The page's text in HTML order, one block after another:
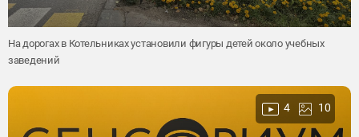
На дорогах в Котельниках установили фигуры детей около учебных
заведений
4 10